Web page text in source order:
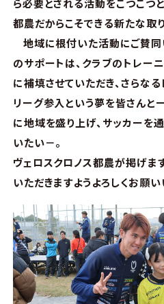
都農だからこそできる新たな取
地域に根付いた活動にご賛同
のサポートは、クラブのトレー
に補填させていただき、さらな
リーグ参入という夢を皆さんと
に地域を盛り上げ、サッカーを
いたい－。
ヴェロスクロノス都農が掲げま
いただきますようよろしくお願い